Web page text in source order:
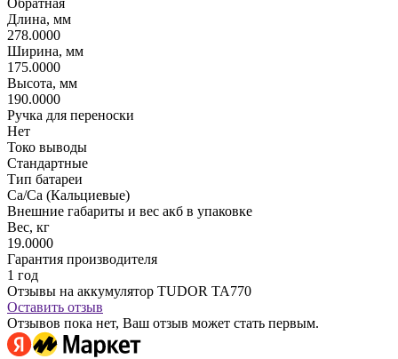
Длина, мм
278.0000
Ширина, мм
175.0000
Высота, мм
190.0000
Ручка для переноски
Нет
Токо выводы
Стандартные
Тип батареи
Ca/Ca (Кальциевые)
Внешние габариты и вес акб в упаковке
Вес, кг
19.0000
Гарантия производителя
1 год
Отзывы на аккумулятор TUDOR TA770
Оставить отзыв
Отзывов пока нет, Ваш отзыв может стать первым.